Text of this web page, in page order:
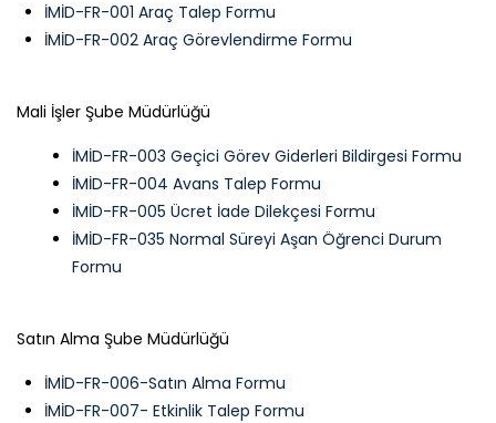
İMİD-FR-001 Araç Talep Formu
İMİD-FR-002 Araç Görevlendirme Formu
Mali İşler Şube Müdürlüğü
İMİD-FR-003 Geçici Görev Giderleri Bildirgesi Formu
İMİD-FR-004 Avans Talep Formu
İMİD-FR-005 Ücret İade Dilekçesi Formu
İMİD-FR-035 Normal Süreyi Aşan Öğrenci Durum
Formu
Satın Alma Şube Müdürlüğü
İMİD-FR-006-Satın Alma Formu
İMİD-FR-007- Etkinlik Talep Formu